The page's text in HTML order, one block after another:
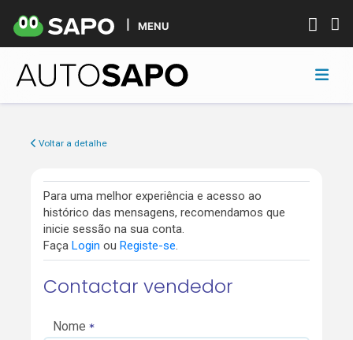
MENU
Voltar a detalhe
Para uma melhor experiência e acesso ao
histórico das mensagens, recomendamos que
inicie sessão na sua conta.
Faça Login ou Registe-se.
Contactar vendedor
Nome